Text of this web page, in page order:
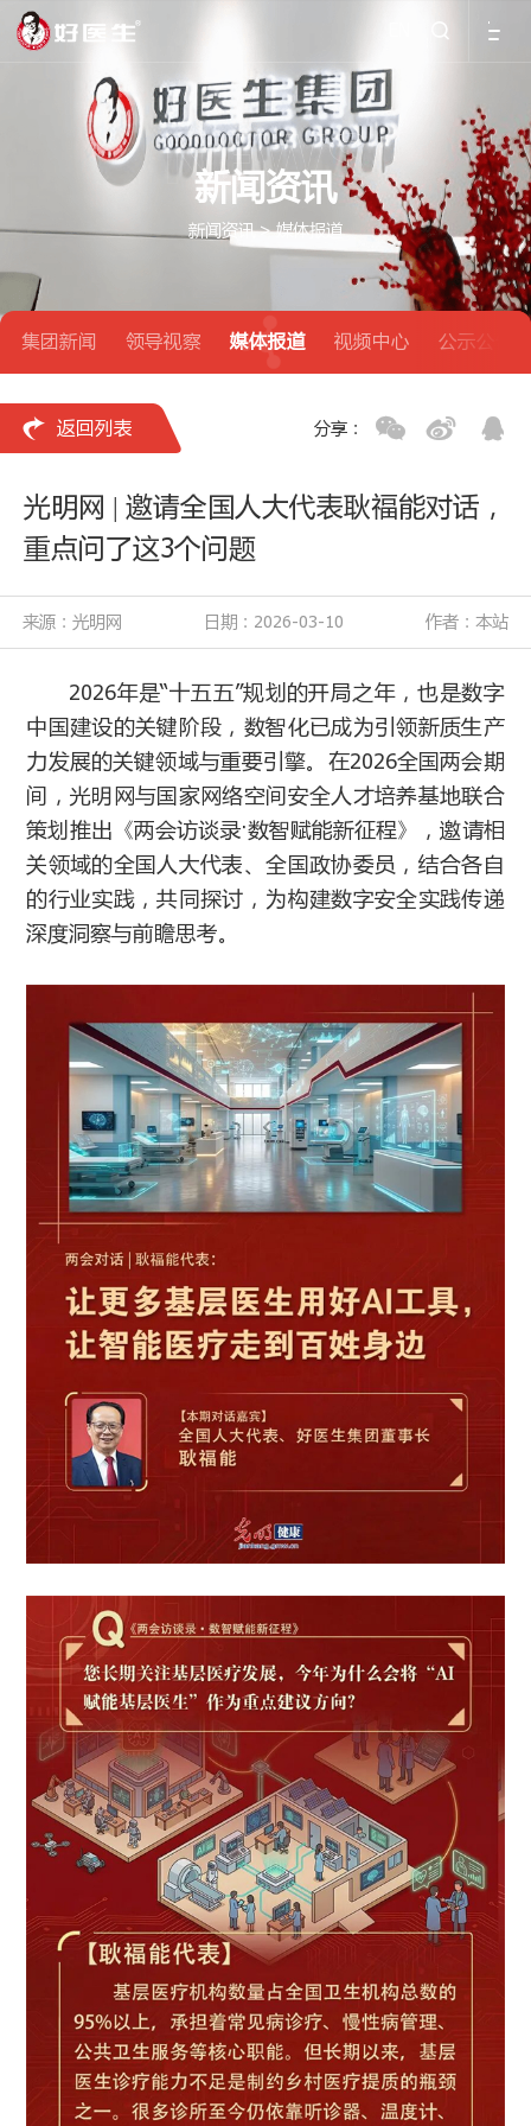

新闻资讯
新闻资讯>媒体报道
集团新闻 领导视察 媒体报道 视频中心 公示公告
 返回列表 分享：
光明网 | 邀请全国人大代表耿福能对话，
重点问了这3个问题
来源：光明网 日期：2026-03-10 作者：本站
2026年是“十五五”规划的开局之年，也是数字
中国建设的关键阶段，数智化已成为引领新质生产
力发展的关键领域与重要引擎。在2026全国两会期
间，光明网与国家网络空间安全人才培养基地联合
策划推出《两会访谈录·数智赋能新征程》，邀请相
关领域的全国人大代表、全国政协委员，结合各自
的行业实践，共同探讨，为构建数字安全实践传递
深度洞察与前瞻思考。